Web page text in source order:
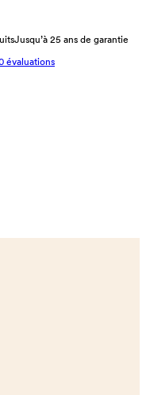
Jusqu’à 25 ans de garantie
évaluations